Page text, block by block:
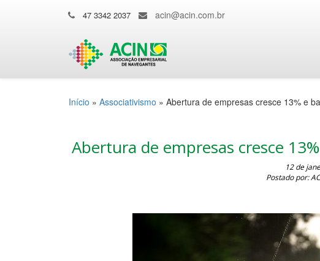
47 3342 2037 acin@acin.com.br
Início » Associativismo » Abertura de empresas cresce 13% e
Abertura de empresas cresce
12 de
Postado por: